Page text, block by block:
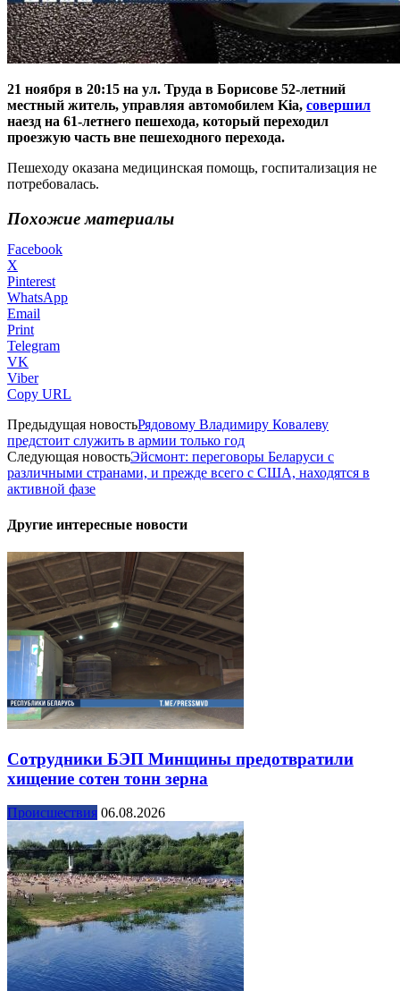
21 ноября в 20:15 на ул. Труда в Борисове 52-летний
местный житель, управляя автомобилем Kia, совершил
наезд на 61-летнего пешехода, который переходил
проезжую часть вне пешеходного перехода.
Пешеходу оказана медицинская помощь, госпитализация не
потребовалась.
Похожие материалы
Facebook
X
Pinterest
WhatsApp
Email
Print
Telegram
VK
Viber
Copy URL
Предыдущая новостьРядовому Владимиру Ковалеву
предстоит служить в армии только год
Следующая новостьЭйсмонт: переговоры Беларуси с
различными странами, и прежде всего с США, находятся в
активной фазе
Другие интересные новости
Сотрудники БЭП Минщины предотвратили
хищение сотен тонн зерна
Происшествия 06.08.2026